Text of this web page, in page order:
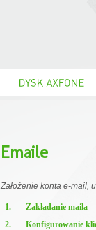
Emaile
Założenie konta e-mail,
1.
Zakładanie maila
2.
Konfigurowanie